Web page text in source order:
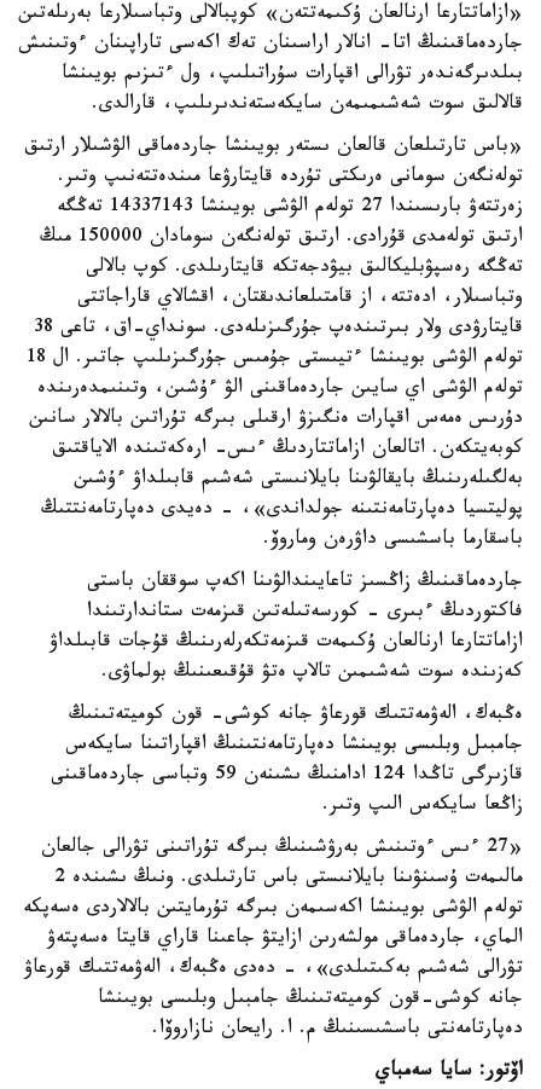
«ازاماتتارعا ارنالعان ۇكىمەتتەن» كوپبالالى وتباسىلارعا بەرىلەتىن
جاردەماقىنىڭ اتا- انالار اراسىنان تەك اكەسى تاراپىنان ءوتىنىش
بىلدىرگەندەر تۋرالى اقپارات سۇراتىلىپ، ول ءتىزىم بويىنشا
قالالىق سوت شەشىمىمەن سايكەستەندىرىلىپ، قارالدى.
«باس تارتىلعان قالعان ىستەر بويىنشا جاردەماقى الۋشىلار ارتىق
تولەنگەن سومانى ەرىكتى تۇردە قايتارۋعا مىندەتتەنىپ وتىر.
زەرتتەۋ بارىسىندا 27 تولەم الۋشى بويىنشا 14337143 تەڭگە
ارتىق تولەمدى قۇرادى. ارتىق تولەنگەن سومادان 150000 مىڭ
تەڭگە رەسپۋبليكالىق بيۋدجەتكە قايتارىلدى. كوپ بالالى
وتباسىلار، ادەتتە، از قامتىلعاندىقتان، اقشالاي قاراجاتتى
قايتارۋدى ولار بىرتىندەپ جۇرگىزىلەدى. سونداي-اق، تاعى 38
تولەم الۋشى بويىنشا ءتيىستى جۇمىس جۇرگىزىلىپ جاتىر. ال 18
تولەم الۋشى اي سايىن جاردەماقىنى الۋ ءۇشىن، وتىنىمدەرىندە
دۇرىس ەمەس اقپارات ەنگىزۋ ارقىلى بىرگە تۇراتىن بالالار سانىن
كوبەيتكەن. اتالعان ازاماتتاردىڭ ءىس- ارەكەتىندە الاياقتىق
بەلگىلەرىنىڭ بايقالۋىنا بايلانىستى شەشىم قابىلداۋ ءۇشىن
پوليتسيا دەپارتامەنتىنە جولداندى»، - دەيدى دەپارتامەنتتىڭ
باسقارما باسشىسى داۋرەن وماروۆ.
جاردەماقىنىڭ زاڭسىز تاعايىندالۋىنا اكەپ سوققان باستى
فاكتوردىڭ ءبىرى - كورسەتىلەتىن قىزمەت ستاندارتىندا
ازاماتتارعا ارنالعان ۇكىمەت قىزمەتكەرلەرىنىڭ قۇجات قابىلداۋ
كەزىندە سوت شەشىمىن تالاپ ەتۋ قۇقىعىنىڭ بولماۋى. ​
ەڭبەك، الەۋمەتتىك قورعاۋ جانە كوشى- قون كوميتەتىنىڭ
جامبىل وبلىسى بويىنشا دەپارتامەنتىنىڭ اقپاراتىنا سايكەس
قازىرگى تاڭدا 124 ادامنىڭ ىشىنەن 59 وتباسى جاردەماقىنى
زاڭعا سايكەس الىپ وتىر.
«27 ءىس ءوتىنىش بەرۋشىنىڭ بىرگە تۇراتىنى تۋرالى جالعان
مالىمەت ۇسىنۋىنا بايلانىستى باس تارتىلدى. ونىڭ ىشىندە 2
تولەم الۋشى بويىنشا اكەسىمەن بىرگە تۇرمايتىن بالالاردى ەسەپكە
الماي، جاردەماقى مولشەرىن ازايتۋ جاعىنا قاراي قايتا ەسەپتەۋ
تۋرالى شەشىم بەكىتىلدى»، - دەدى ەڭبەك، الەۋمەتتىك قورعاۋ
جانە كوشى-قون كوميتەتىنىڭ جامبىل وبلىسى بويىنشا
دەپارتامەنتى باسشىسىنىڭ م. ا. رايحان نازاروۆا.
اۆتور: سايا سەمباي